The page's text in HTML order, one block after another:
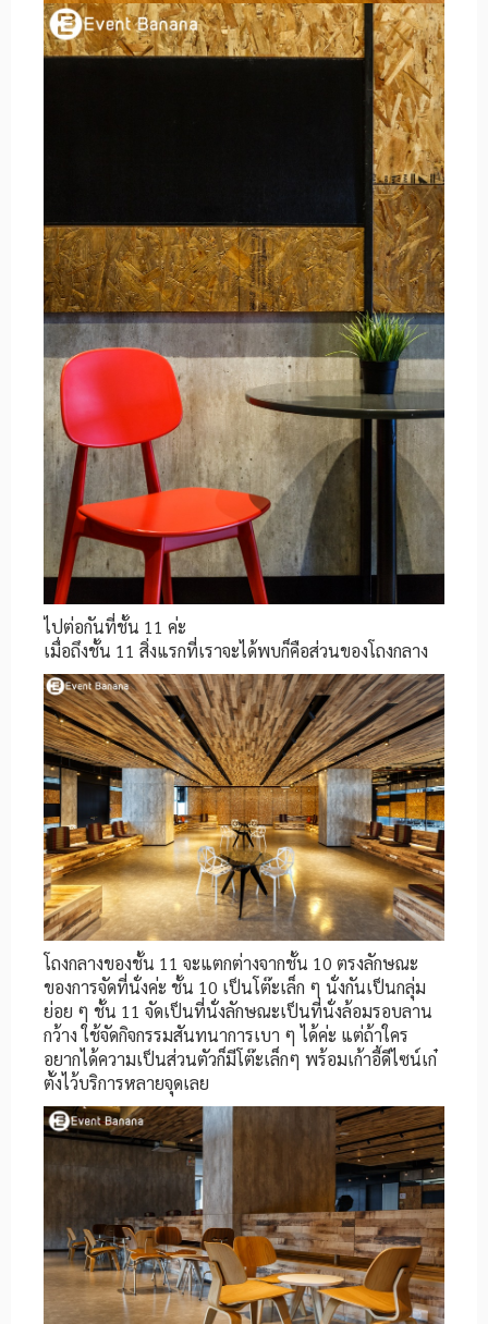
ไปต่อกันที่ชั้น 11 ค่ะ
เมื่อถึงชั้น 11 สิ่งแรกที่เราจะได้พบก็คือส่วนของโถงกลาง
โถงกลางของชั้น 11 จะแตกต่างจากชั้น 10 ตรงลักษณะ
ของการจัดที่นั่งค่ะ ชั้น 10 เป็นโต๊ะเล็ก ๆ นั่งกันเป็นกลุ่ม
ย่อย ๆ ชั้น 11 จัดเป็นที่นั่งลักษณะเป็นที่นั่งล้อมรอบลาน
กว้าง ใช้จัดกิจกรรมสันทนาการเบา ๆ ได้ค่ะ แต่ถ้าใคร
อยากได้ความเป็นส่วนตัวก็มีโต๊ะเล็กๆ พร้อมเก้าอี้ดีไซน์เก๋
ตั้งไว้บริการหลายจุดเลย